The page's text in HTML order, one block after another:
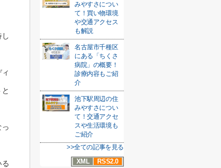
みやすさについ
て！買い物環境
や交通アクセス
も解説
名古屋市千種区
にある「ちくさ
病院」の概要！
診療内容もご紹
介
池下駅周辺の住
みやすさについ
て！交通アクセ
スや生活環境も
ご紹介
>>全ての記事を見る
XML
RSS2.0